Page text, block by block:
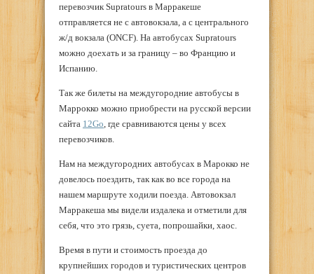
перевозчик Supratours в Марракеше
отправляется не с автовокзала, а с центрального
ж/д вокзала (ONCF). На автобусах Supratours
можно доехать и за границу – во Францию и
Испанию.
Так же билеты на междугородние автобусы в
Маррокко можно приобрести на русской версии
сайта 12Go , где сравниваются цены у всех
перевозчиков.
Нам на междугородних автобусах в Марокко не
довелось поездить, так как во все города на
нашем маршруте ходили поезда. Автовокзал
Марракеша мы видели издалека и отметили для
себя, что это грязь, суета, попрошайки, хаос.
Время в пути и стоимость проезда до
крупнейших городов и туристических центров